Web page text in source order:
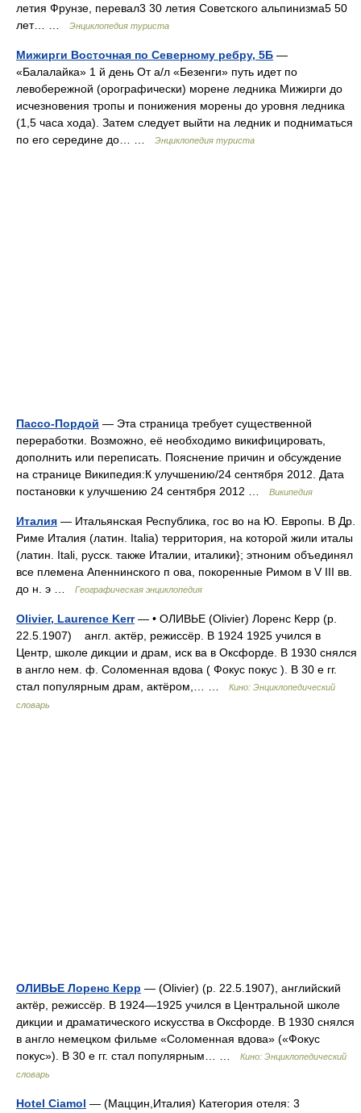
летия Фрунзе, перевал3 30 летия Советского альпинизма5 50
лет… …
Энциклопедия туриста
Мижирги Восточная по Северному ребру, 5Б —
«Балалайка» 1 й день От а/л «Безенги» путь идет по
левобережной (орографически) морене ледника Мижирги до
исчезновения тропы и понижения морены до уровня ледника
(1,5 часа хода). Затем следует выйти на ледник и подниматься
по его середине до… …
Энциклопедия туриста
Пассо-Пордой — Эта страница требует существенной
переработки. Возможно, её необходимо викифицировать,
дополнить или переписать. Пояснение причин и обсуждение
на странице Википедия:К улучшению/24 сентября 2012. Дата
постановки к улучшению 24 сентября 2012 …
Википедия
Италия — Итальянская Республика, гос во на Ю. Европы. В Др.
Риме Италия (латин. Italia) территория, на которой жили италы
(латин. Itali, русск. также Италии, италики}; этноним объединял
все племена Апеннинского п ова, покоренные Римом в V III вв.
до н. э …
Географическая энциклопедия
Olivier, Laurence Kerr— • ОЛИВЬЕ (Olivier) Лоренс Керр (р.
22.5.1907) англ. актёр, режиссёр. В 1924 1925 учился в
Центр, школе дикции и драм, иск ва в Оксфорде. В 1930 снялся
в англо нем. ф. Соломенная вдова ( Фокус покус ). В 30 е гг.
стал популярным драм, актёром,… …
Кино: Энциклопедический
словарь
ОЛИВЬЕ Лоренс Керр — (Olivier) (р. 22.5.1907), английский
актёр, режиссёр. В 1924—1925 учился в Центральной школе
дикции и драматического искусства в Оксфорде. В 1930 снялся
в англо немецком фильме «Соломенная вдова» («Фокус
покус»). В 30 е гг. стал популярным… …
Кино: Энциклопедический
словарь
Hotel Ciamol — (Маццин,Италия) Категория отеля: 3